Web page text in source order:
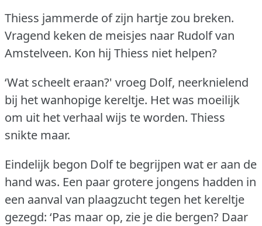
Thiess jammerde of zijn hartje zou breken.
Vragend keken de meisjes naar Rudolf van
Amstelveen. Kon hij Thiess niet helpen?
‘Wat scheelt eraan?' vroeg Dolf, neerknielend
bij het wanhopige kereltje. Het was moeilijk
om uit het verhaal wijs te worden. Thiess
snikte maar.
Eindelijk begon Dolf te begrijpen wat er aan de
hand was. Een paar grotere jongens hadden in
een aanval van plaagzucht tegen het kereltje
gezegd: ‘Pas maar op, zie je die bergen? Daar